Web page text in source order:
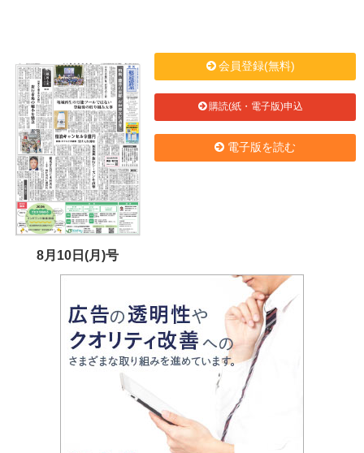
8月10日(月)号
会員登録(無料)
購読(紙・電子版)申込
電子版を読む